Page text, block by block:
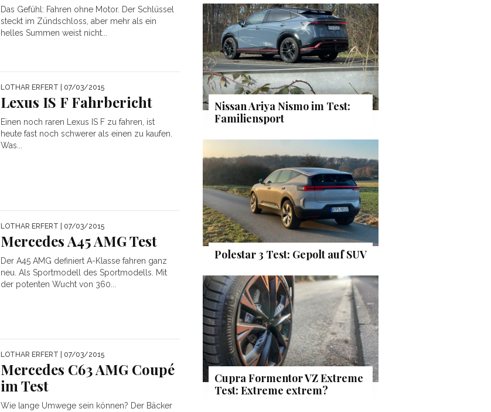
Das Gefühl: Fahren ohne Motor. Der Schlüssel
steckt im Zündschloss, aber mehr als ein
helles Summen weist nicht...
LOTHAR ERFERT | 07/03/2015
Lexus IS F Fahrbericht
Einen noch raren Lexus IS F zu fahren, ist
heute fast noch schwerer als einen zu kaufen.
Was...
LOTHAR ERFERT | 07/03/2015
Mercedes A45 AMG Test
Der A45 AMG definiert A-Klasse fahren ganz
neu. Als Sportmodell des Sportmodells. Mit
der potenten Wucht von 360...
LOTHAR ERFERT | 07/03/2015
Mercedes C63 AMG Coupé
im Test
Wie lange Umwege sein können? Der Bäcker
Nissan Ariya Nismo im Test:
Familiensport
Polestar 3 Test: Gepolt auf SUV
Cupra Formentor VZ Extreme
Test: Extreme extrem?